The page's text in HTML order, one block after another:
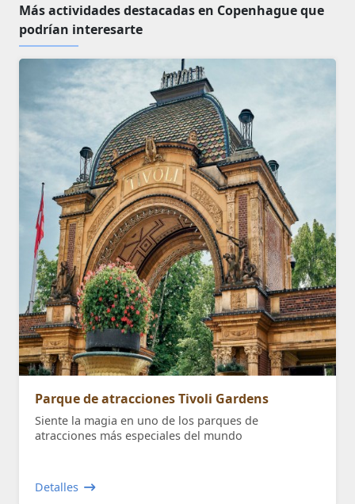
Más actividades destacadas en Copenhague que
podrían interesarte
Parque de atracciones Tivoli Gardens
Siente la magia en uno de los parques de
atracciones más especiales del mundo
Detalles